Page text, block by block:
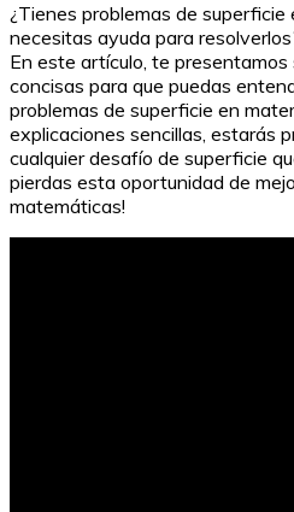
¿Tienes problemas de superficie
necesitas ayuda para
En este artículo, te presentamos
concisas para que puedas
problemas de superficie en
explicaciones sencillas, estarás
cualquier desafío de superficie
pierdas esta oportunidad de
matemáticas!